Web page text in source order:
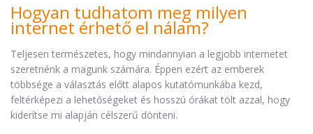
Hogyan tudhatom meg milyen
internet érhető el nálam?
Teljesen természetes, hogy mindannyian a legjobb internetet
szeretnénk a magunk számára. Éppen ezért az emberek
többsége a választás előtt alapos kutatómunkába kezd,
feltérképezi a lehetőségeket és hosszú órákat tölt azzal, hogy
kiderítse mi alapján célszerű dönteni.